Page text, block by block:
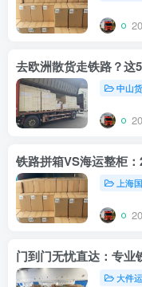
中山
上海
门到门无忧直达：专业
大件